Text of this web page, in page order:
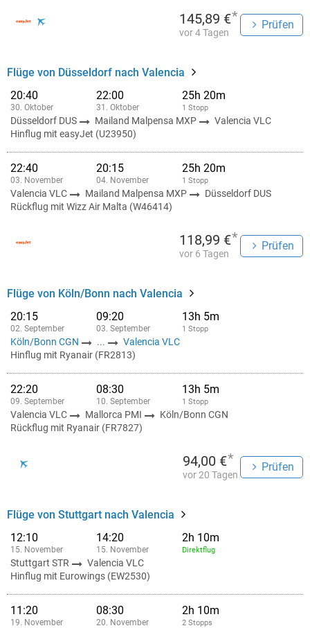
145,89 €*
vor 4 Tagen
Prüfen
Flüge von Düsseldorf nach Valencia
20:40
30. Oktober
22:00
31. Oktober
25h 20m
1 Stopp
Düsseldorf DUS Mailand Malpensa MXP
Valencia VLC
Hinflug mit easyJet (U23950)
22:40
03. November
20:15
04. November
25h 20m
1 Stopp
Valencia VLC Mailand Malpensa MXP
Düsseldorf DUS
Rückflug mit Wizz Air Malta (W46414)
118,99 €*
vor 6 Tagen
Prüfen
Flüge von Köln/Bonn nach Valencia
20:15
02. September
09:20
03. September
13h 5m
1 Stopp
Köln/Bonn CGN ...
Valencia VLC
Hinflug mit Ryanair (FR2813)
22:20
09. September
08:30
10. September
13h 5m
1 Stopp
Valencia VLC Mallorca PMI
Köln/Bonn CGN
Rückflug mit Ryanair (FR7827)
94,00 €*
vor 20 Tagen
Prüfen
Flüge von Stuttgart nach Valencia
12:10
15. November
14:20
15. November
2h 10m
Direktflug
Stuttgart STR
Valencia VLC
Hinflug mit Eurowings (EW2530)
11:20
19. November
08:30
20. November
2h 10m
2 Stopps